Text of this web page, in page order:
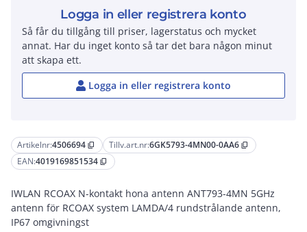
Artikelnr:4506694 content_copy Tillv.art.nr:6GK5793-4MN00-0AA6 content_copy
EAN:4019169851534 content_copy
IWLAN RCOAX N-kontakt hona antenn ANT793-4MN 5GHz
antenn för RCOAX system LAMDA/4 rundstrålande antenn,
IP67 omgivningst
Logga in eller registrera konto
Så får du tillgång till priser, lagerstatus och mycket
annat. Har du inget konto så tar det bara någon minut
att skapa ett.
Logga in eller registrera konto